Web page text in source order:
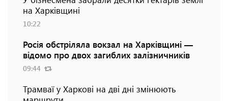
на Харківщині
10:22
Росія обстріляла вокзал на Харківщині —
відомо про двох загиблих залізничників
09:44
Трамваї у Харкові на дві дні змінюють